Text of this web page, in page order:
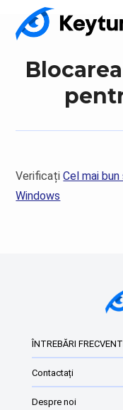
VerificațiCel mai
Windows
ÎNTREBĂRI
Contactați
Despre noi